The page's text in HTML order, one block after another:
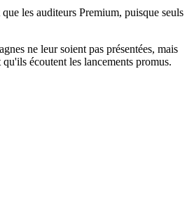
les auditeurs Premium, puisque seuls
ne leur soient pas présentées, mais
écoutent les lancements promus.